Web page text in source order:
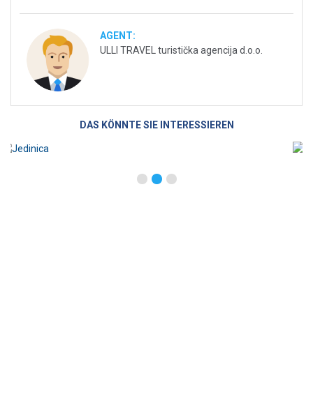
AGENT:
ULLI TRAVEL turistička agencija d.o.o.
DAS KÖNNTE SIE INTERESSIEREN